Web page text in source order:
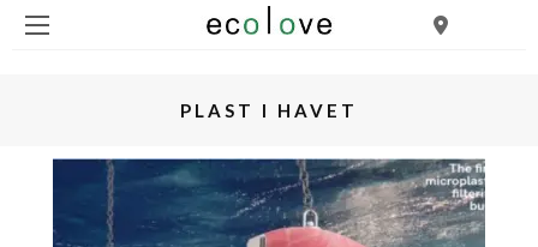
PLAST I HAVET